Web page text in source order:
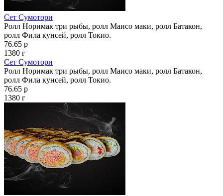
Сет Сумотори
Ролл Норимак три рыбы, ролл Маисо маки, ролл Батакон,
ролл Фила кунсей, ролл Токио.
76.65 р
1380 г
Сет Сумотори
Ролл Норимак три рыбы, ролл Маисо маки, ролл Батакон,
ролл Фила кунсей, ролл Токио.
76.65 р
1380 г